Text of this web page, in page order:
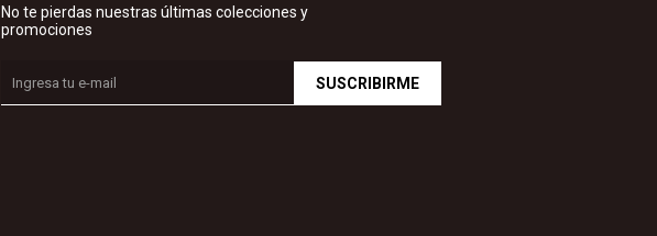
No te pierdas nuestras últimas colecciones y
promociones
SUSCRIBIRME